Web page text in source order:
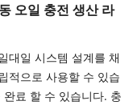
오일 충전 생산 라
대일 시스템 설계를 채
적으로 사용할 수 있습
료 할 수 있습니다. 충